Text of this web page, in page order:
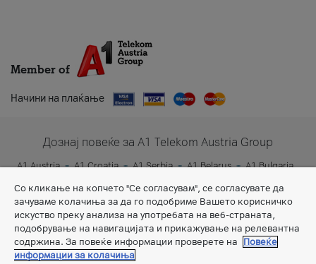
Member of
Начини на плаќање
Дознај повеќе за A1 Telekom Austria Group
A1 Austria A1 Croatia A1 Serbia A1 Belarus
A1 Bulgaria
A1 Slovenia
A1 Digital
Со кликање на копчето "Се согласувам", се согласувате да
зачуваме колачиња за да го подобриме Вашето корисничко
искуство преку анализа на употребата на веб-страната,
подобрување на навигацијата и прикажување на релевантна
содржина. За повеќе информации проверете на
Повеќе
информации за колачиња